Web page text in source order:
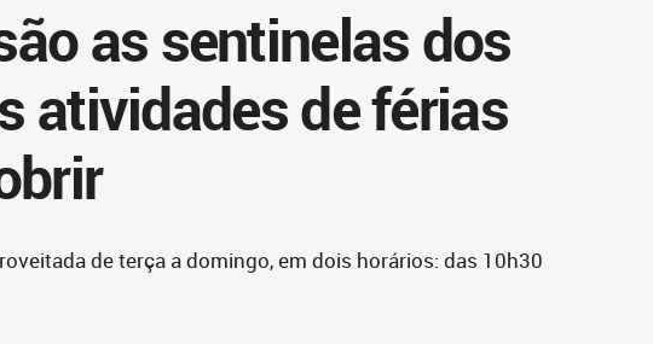
as sentinelas dos
atividades de férias
de terça a domingo, em dois horários: das 10h30